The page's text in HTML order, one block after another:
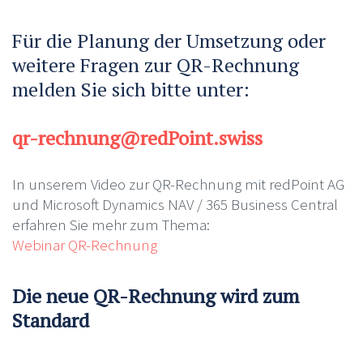
Für die Planung der Umsetzung oder
weitere Fragen zur QR-Rechnung
melden Sie sich bitte unter:
qr-rechnung@redPoint.swiss
In unserem Video zur QR-Rechnung mit redPoint AG
und Microsoft Dynamics NAV / 365 Business Central
erfahren Sie mehr zum Thema:
Webinar QR-Rechnung
Die neue QR-Rechnung wird zum
Standard